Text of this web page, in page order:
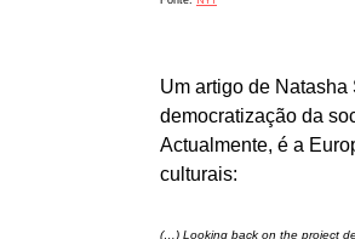
Um artigo de
democratização da
Actualmente, é a
culturais:
(…) Looking back on the project